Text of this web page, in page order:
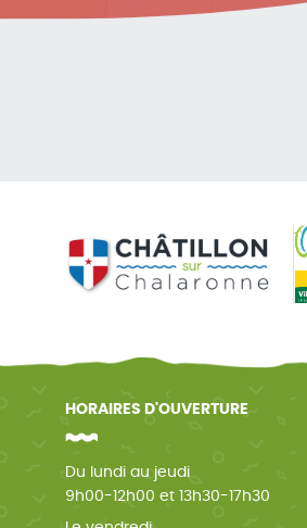
HORAIRES D'OUVERTURE
Du lundi au jeudi
9h00-12h00 et 13h30-17h30